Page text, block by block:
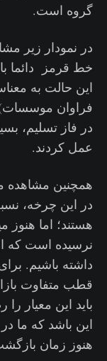
گروه است.
در نمودار زیر
خط قرمز دائما
این حالت به
فراوان
در فاز تسلیم،
عمل کردند.
همچنین مشاهده
در این چرخه،
هستند؛ اما هنوز
نرسیده است که
داشته باشیم.
قطب متفاوت
باید این معیار
این باشد که ما
هنوز زمان